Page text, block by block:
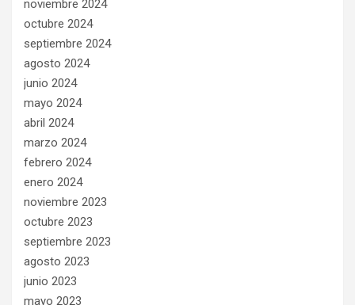
noviembre 2024
octubre 2024
septiembre 2024
agosto 2024
junio 2024
mayo 2024
abril 2024
marzo 2024
febrero 2024
enero 2024
noviembre 2023
octubre 2023
septiembre 2023
agosto 2023
junio 2023
mayo 2023